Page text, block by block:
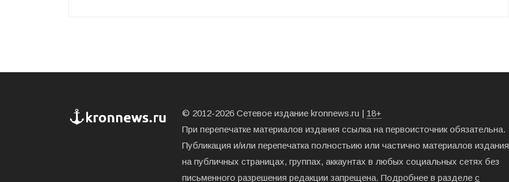
© 2012-2026 Сетевое издание kronnews.ru | 18+
При перепечатке материалов издания ссылка на первоисточник обязательна.
Публикация и/или перепечатка полностьию или частично материалов издания
на публичных страницах, группах, аккаунтах в любых социальных сетях без
письменного разрешения редакции запрещена. Подробнее в разделе с